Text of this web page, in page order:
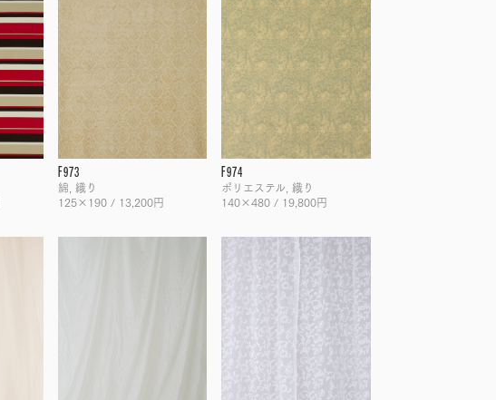
F973
綿, 織り
125×190 / 13,200円
F974
ポリエステル, 織り
140×480 / 19,800円